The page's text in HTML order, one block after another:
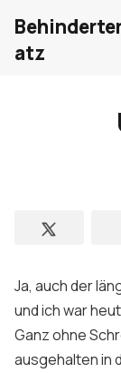
atz
Ja, auch der
und ich war
Ganz ohne
ausgehalten in